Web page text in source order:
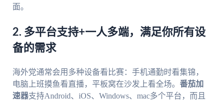
面。
2. 多平台支持+一人多端，满足你所有设
备的需求
海外党通常会用多种设备看比赛：手机通勤时看集锦，
电脑上班摸鱼看直播，平板窝在沙发上看全场。 番茄加
速器支持Android、iOS、Windows、mac多个平台，而且